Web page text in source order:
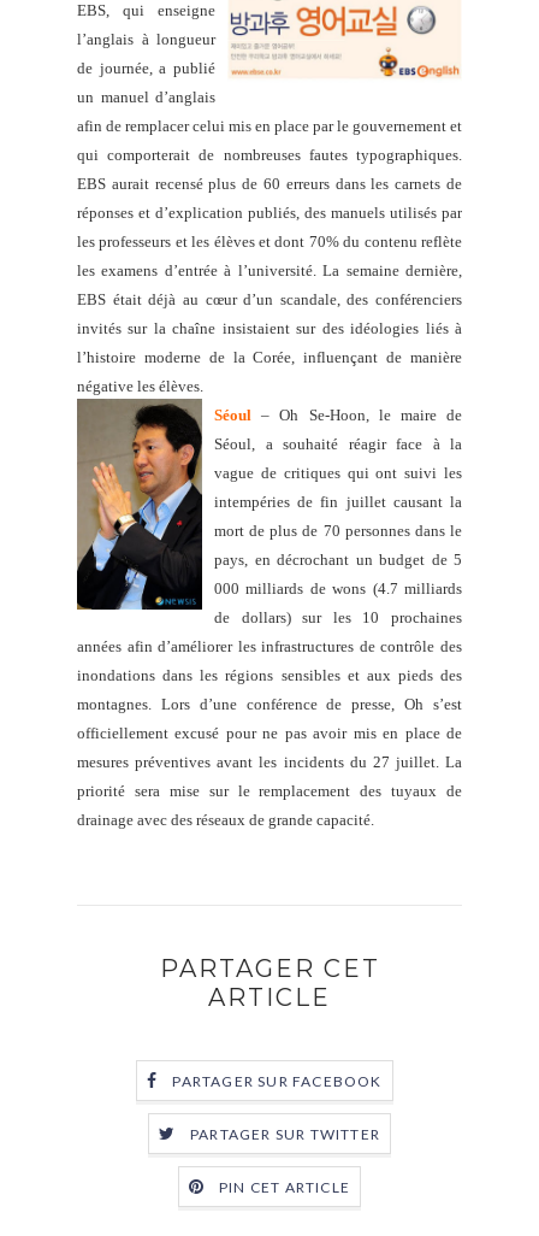
EBS, qui enseigne
l’anglais à longueur
de journée, a publié
un manuel d’anglais
afin de remplacer celui mis en place par le gouvernement et
qui comporterait de nombreuses fautes typographiques.
EBS aurait recensé plus de 60 erreurs dans les carnets de
réponses et d’explication publiés, des manuels utilisés par
les professeurs et les élèves et dont 70% du contenu reflète
les examens d’entrée à l’université. La semaine dernière,
EBS était déjà au cœur d’un scandale, des conférenciers
invités sur la chaîne insistaient sur des idéologies liés à
l’histoire moderne de la Corée, influençant de manière
négative les élèves.
Séoul– Oh Se-Hoon, le maire de
Séoul, a souhaité réagir face à la
vague de critiques qui ont suivi les
intempéries de fin juillet causant la
mort de plus de 70 personnes dans le
pays, en décrochant un budget de 5
000 milliards de wons (4.7 milliards
de dollars) sur les 10 prochaines
années afin d’améliorer les infrastructures de contrôle des
inondations dans les régions sensibles et aux pieds des
montagnes. Lors d’une conférence de presse, Oh s’est
officiellement excusé pour ne pas avoir mis en place de
mesures préventives avant les incidents du 27 juillet. La
priorité sera mise sur le remplacement des tuyaux de
drainage avec des réseaux de grande capacité.
PARTAGER CET
ARTICLE
PARTAGER SUR FACEBOOK
PARTAGER SUR TWITTER
PIN CET ARTICLE